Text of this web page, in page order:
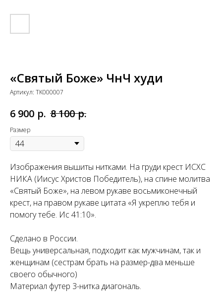
«Святый Боже» ЧнЧ худи
Артикул: TK000007
6 900 р. 8 100 р.
Размер
Изображения вышиты нитками. На груди крест ИСХС
НИКА (Иисус Христов Победитель), на спине молитва
«Святый Боже», на левом рукаве восьмиконечный
крест, на правом рукаве цитата «Я укреплю тебя и
помогу тебе. Ис 41:10».
Сделано в России.
Вещь универсальная, подходит как мужчинам, так и
женщинам (сестрам брать на размер-два меньше
своего обычного)
Материал футер 3-нитка диагональ.